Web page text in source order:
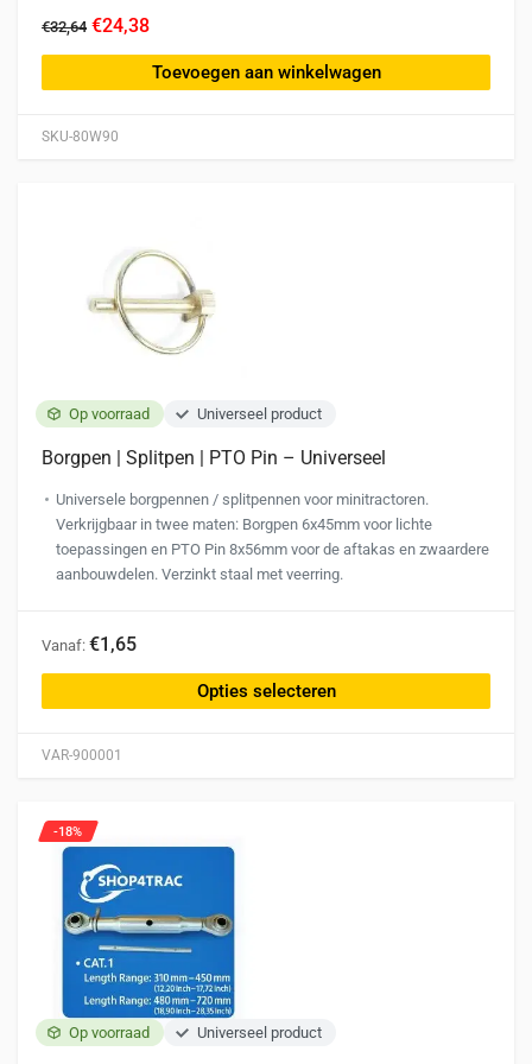
SKU-80W90
€32,64 €24,38
Toevoegen aan winkelwagen
Op voorraad Universeel product
VAR-900001
Borgpen | Splitpen | PTO Pin – Universeel
Universele borgpennen / splitpennen voor minitractoren.
Verkrijgbaar in twee maten: Borgpen 6x45mm voor lichte
toepassingen en PTO Pin 8x56mm voor de aftakas en zwaardere
aanbouwdelen. Verzinkt staal met veerring.
Vanaf: €1,65
Opties selecteren
product
heeft
meerdere
Deze
kan
gekozen
worden
productpagina
Op voorraad Universeel product
-18%